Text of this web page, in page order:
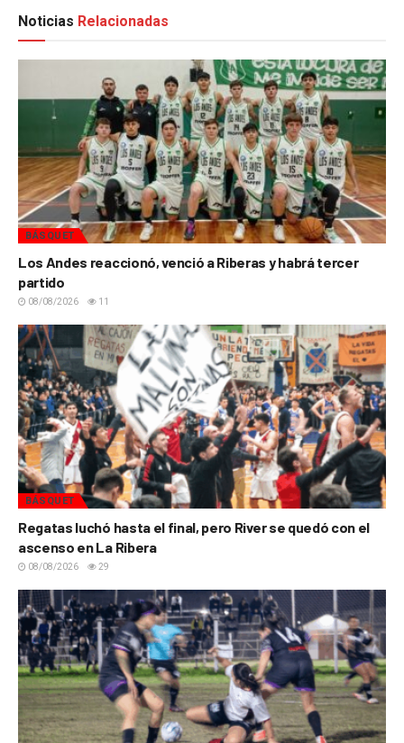
Noticias Relacionadas
BÁSQUET
Los Andes reaccionó, venció a Riberas y habrá tercer
partido
08/08/2026 11
BÁSQUET
Regatas luchó hasta el final, pero River se quedó con el
ascenso en La Ribera
08/08/2026 29